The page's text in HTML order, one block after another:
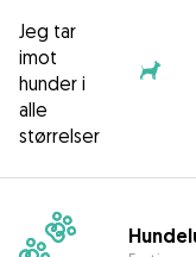
Jeg tar
imot
hunder i
alle
størrelser